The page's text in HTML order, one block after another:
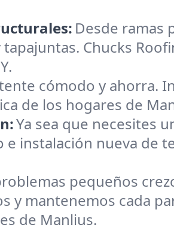
Desde ramas
Chucks
cómodo y ahorra.
de los hogares de
Ya sea que necesites
instalación nueva de
pequeños
y mantenemos cada
de Manlius.